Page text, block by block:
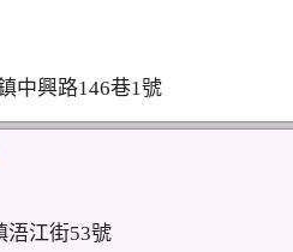
中興路146巷1號
浯江街53號